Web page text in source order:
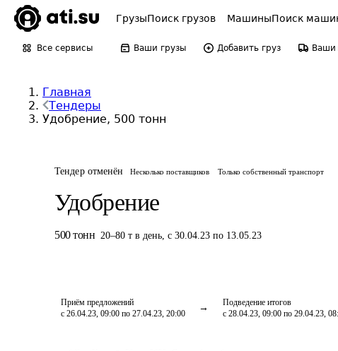
ГрузыПоиск грузов МашиныПоиск
Все сервисы Ваши грузы Добавить груз
Главная
Тендеры
Удобрение, 500 тонн
Тендер отменён Несколько поставщиков Только собственный транспорт
Удобрение
500 тонн 20–80 т в день, с 30.04.23 по 13.05.23
Приём предложений
с 26.04.23, 09:00 по 27.04.23, 20:00
Подведение итогов
с 28.04.23, 09:00 по 29.04.23,